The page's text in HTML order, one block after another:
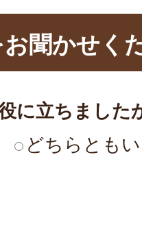
聞かせく
に立ちました
どちらとも